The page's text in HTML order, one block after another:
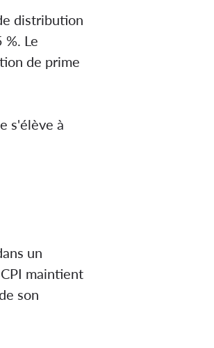
distribution
Le
de prime
s'élève à
un
maintient
son